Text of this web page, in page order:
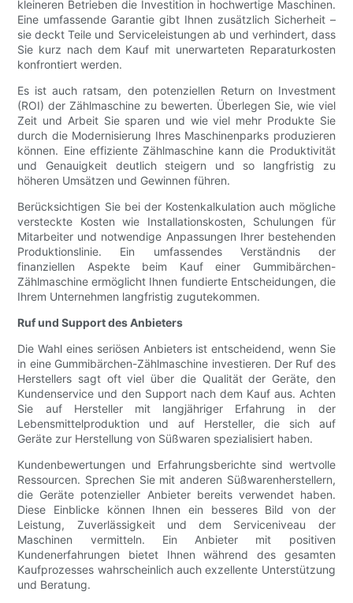
kleineren Betrieben die Investition in hochwertige Maschinen.
Eine umfassende Garantie gibt Ihnen zusätzlich Sicherheit –
sie deckt Teile und Serviceleistungen ab und verhindert, dass
Sie kurz nach dem Kauf mit unerwarteten Reparaturkosten
konfrontiert werden.
Es ist auch ratsam, den potenziellen Return on Investment
(ROI) der Zählmaschine zu bewerten. Überlegen Sie, wie viel
Zeit und Arbeit Sie sparen und wie viel mehr Produkte Sie
durch die Modernisierung Ihres Maschinenparks produzieren
können. Eine effiziente Zählmaschine kann die Produktivität
und Genauigkeit deutlich steigern und so langfristig zu
höheren Umsätzen und Gewinnen führen.
Berücksichtigen Sie bei der Kostenkalkulation auch mögliche
versteckte Kosten wie Installationskosten, Schulungen für
Mitarbeiter und notwendige Anpassungen Ihrer bestehenden
Produktionslinie. Ein umfassendes Verständnis der
finanziellen Aspekte beim Kauf einer Gummibärchen-
Zählmaschine ermöglicht Ihnen fundierte Entscheidungen, die
Ihrem Unternehmen langfristig zugutekommen.
Ruf und Support des Anbieters
Die Wahl eines seriösen Anbieters ist entscheidend, wenn Sie
in eine Gummibärchen-Zählmaschine investieren. Der Ruf des
Herstellers sagt oft viel über die Qualität der Geräte, den
Kundenservice und den Support nach dem Kauf aus. Achten
Sie auf Hersteller mit langjähriger Erfahrung in der
Lebensmittelproduktion und auf Hersteller, die sich auf
Geräte zur Herstellung von Süßwaren spezialisiert haben.
Kundenbewertungen und Erfahrungsberichte sind wertvolle
Ressourcen. Sprechen Sie mit anderen Süßwarenherstellern,
die Geräte potenzieller Anbieter bereits verwendet haben.
Diese Einblicke können Ihnen ein besseres Bild von der
Leistung, Zuverlässigkeit und dem Serviceniveau der
Maschinen vermitteln. Ein Anbieter mit positiven
Kundenerfahrungen bietet Ihnen während des gesamten
Kaufprozesses wahrscheinlich auch exzellente Unterstützung
und Beratung.